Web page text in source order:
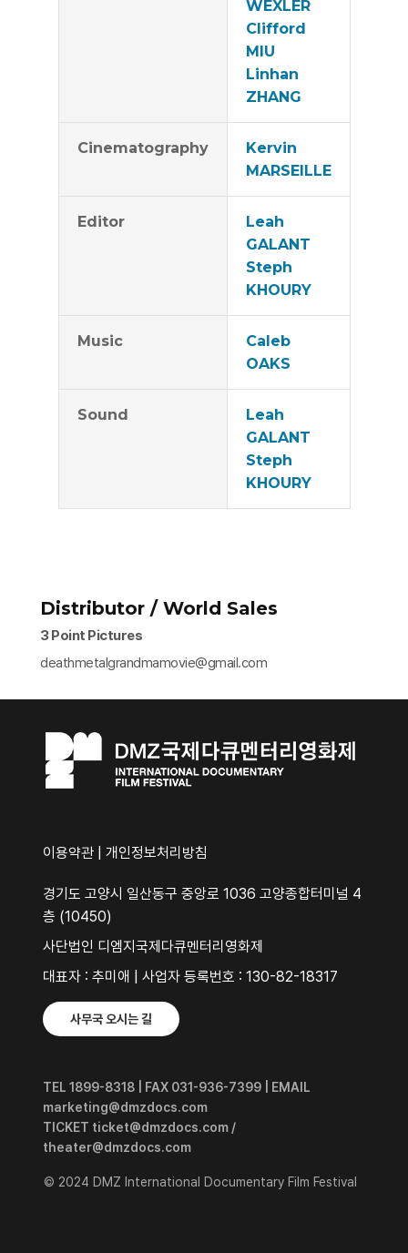
WEXLER
Clifford
MIU
Linhan
ZHANG
Cinematography
Kervin
MARSEILLE
Editor
Leah
GALANT
Steph
KHOURY
Music
Caleb
OAKS
Sound
Leah
GALANT
Steph
KHOURY
Distributor / World Sales
3 Point Pictures
deathmetalgrandmamovie@gmail.com
이용약관 개인정보처리방침
경기도 고양시 일산동구 중앙로 1036 고양종합터미널 4
층 (10450)
사단법인 디엠지국제다큐멘터리영화제
대표자 : 추미애 | 사업자 등록번호 : 130-82-18317
사무국 오시는 길
TEL 1899-8318 | FAX 031-936-7399 | EMAIL
marketing@dmzdocs.com
TICKET ticket@dmzdocs.com /
theater@dmzdocs.com
© 2024 DMZ International Documentary Film Festival